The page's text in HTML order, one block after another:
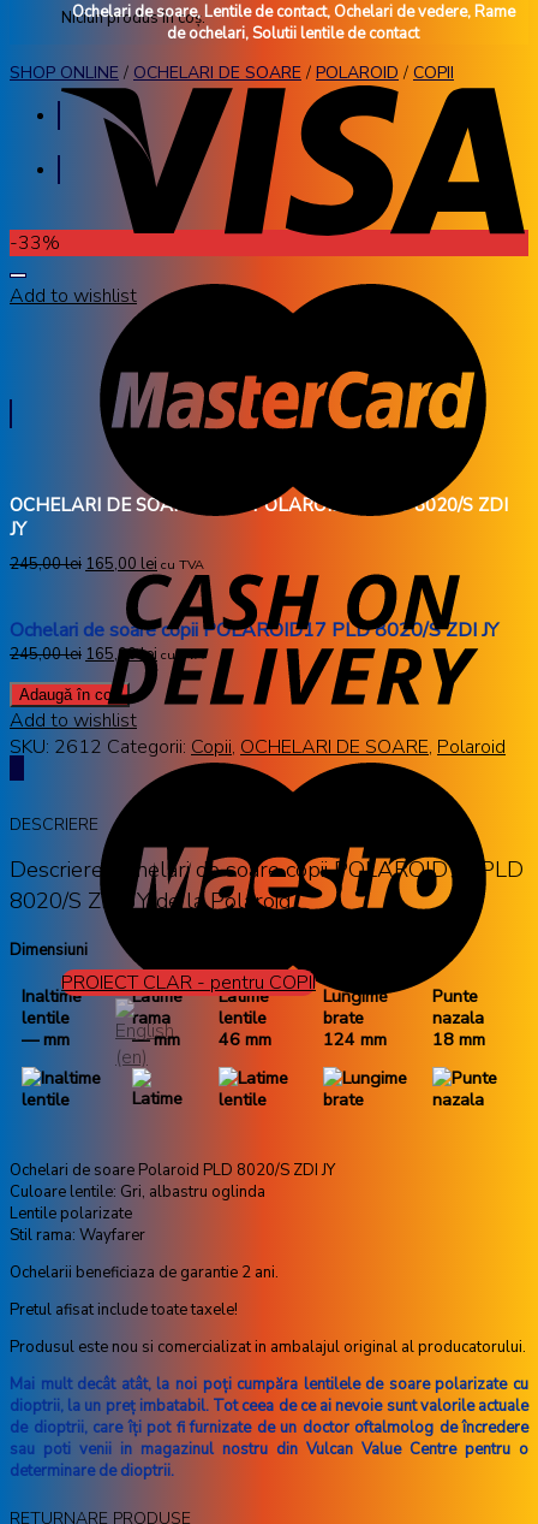
Niciun produs în coș.
PROIECT CLAR - pentru COPII
Ochelari de soare, Lentile de contact, Ochelari de vedere, Rame
de ochelari, Solutii lentile de contact
SHOP ONLINE / OCHELARI DE SOARE / POLAROID / COPII
-33%
Add to wishlist
OCHELARI DE SOARE COPII POLAROID17 PLD 8020/S ZDI
JY
245,00lei 165,00 lei cu TVA
Ochelari de soare copii POLAROID17 PLD 8020/S ZDI JY
245,00lei 165,00lei cu TVA
Adaugă în coș
Add to wishlist
SKU: 2612 Categorii: Copii, OCHELARI DE SOARE, Polaroid
DESCRIERE
Descriere Ochelari de soare copii POLAROID17 PLD
8020/S ZDI JY de la Polaroid
Dimensiuni
Inaltime
lentile
— mm
Latime
rama
— mm
Latime
lentile
46 mm
Lungime
brate
124 mm
Punte
nazala
18 mm
Ochelari de soare Polaroid PLD 8020/S ZDI JY
Culoare lentile: Gri, albastru oglinda
Lentile polarizate
Stil rama: Wayfarer
Ochelarii beneficiaza de garantie 2 ani.
Pretul afisat include toate taxele!
Produsul este nou si comercializat in ambalajul original al producatorului.
Mai mult decât atât, la noi poţi cumpăra lentilele de soare polarizate cu
dioptrii, la un preţ imbatabil. Tot ceea de ce ai nevoie sunt valorile actuale
de dioptrii, care îţi pot fi furnizate de un doctor oftalmolog de încredere
sau poti venii in magazinul nostru din Vulcan Value Centre pentru o
determinare de dioptrii.
RETURNARE PRODUSE